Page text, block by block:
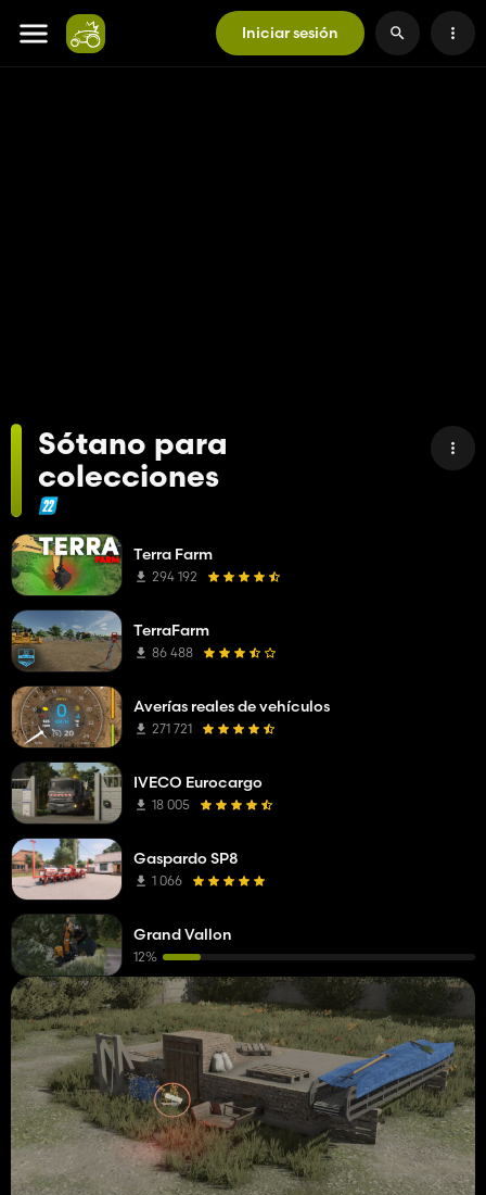
Iniciar sesión
Sótano para
colecciones
Terra Farm
294 192
TerraFarm
86 488
Averías reales de vehículos
271 721
IVECO Eurocargo
18 005
Gaspardo SP8
1 066
Grand Vallon
12%